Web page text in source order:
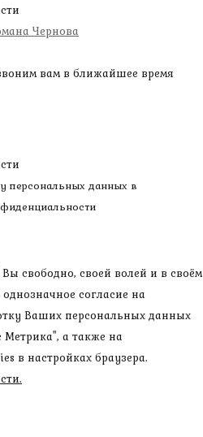
Чернова
вам в ближайшее время
персональных данных в
свободно, своей волей и в своём
согласие на
Ваших персональных данных
Метрика", а также на
в настройках браузера.